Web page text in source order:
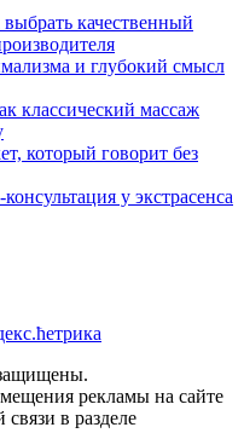
качественный
и глубокий смысл
классический массаж
который говорит без
у экстрасенса
рекламы на сайте
в разделе